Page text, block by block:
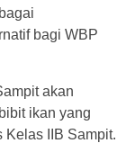
bagi WBP
akan
ikan yang
IIB Sampit.